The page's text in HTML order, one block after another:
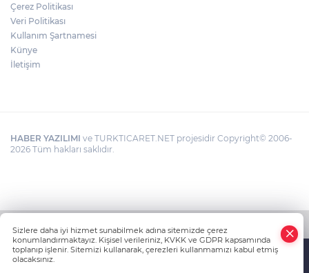
Çerez Politikası
Veri Politikası
Kullanım Şartnamesi
Künye
İletişim
HABER YAZILIMI ve TURKTICARET.NET projesidir Copyright© 2006-
2026 Tüm hakları saklıdır.
Sizlere daha iyi hizmet sunabilmek adına sitemizde çerez
konumlandırmaktayız. Kişisel verileriniz, KVKK ve GDPR kapsamında
toplanıp işlenir. Sitemizi kullanarak, çerezleri kullanmamızı kabul etmiş
olacaksınız.